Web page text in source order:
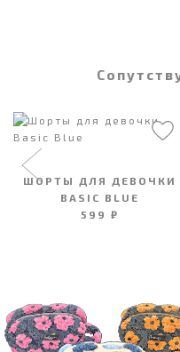
ШОРТЫ ДЛЯ ДЕВОЧКИ
BASIC BLUE
599 ₽